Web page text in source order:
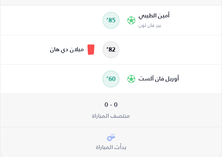
أمين الطيبي
بير فان لون 85’
82’ ميلان دي هان
أوريل فان آلست 60’
0 - 0
منتصف المباراة
بدأت المباراة